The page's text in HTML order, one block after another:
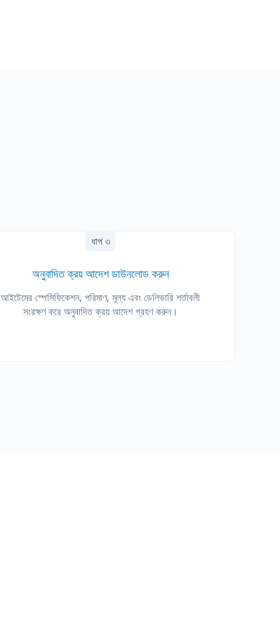
ধাপ ৩
অনুবাদিত ক্রয় আদেশ ডাউনলোড করুন
আইটেমের স্পেসিফিকেশন, পরিমাণ, মূল্য এবং ডেলিভারি শর্তাবলী
সংরক্ষণ করে অনুবাদিত ক্রয় আদেশ গ্রহণ করুন।